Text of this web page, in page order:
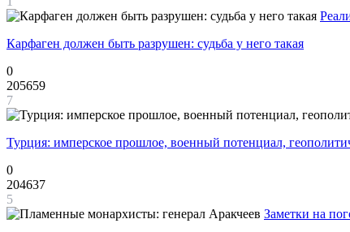
Карфаген должен быть разрушен: судьба у него такая
0
205659
7
Турция: имперское прошлое, военный потенциал,
0
204637
5
Заметки на